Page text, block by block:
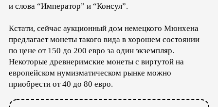
и слова “Император” и “Консул”.
Кстати, сейчас аукционный дом немецкого Мюнхена
предлагает монеты такого вида в хорошем состоянии
по цене от 150 до 200 евро за один экземпляр.
Некоторые древнеримские монеты с виртутой на
европейском нумизматическом рынке можно
приобрести от 40 до 80 евро.